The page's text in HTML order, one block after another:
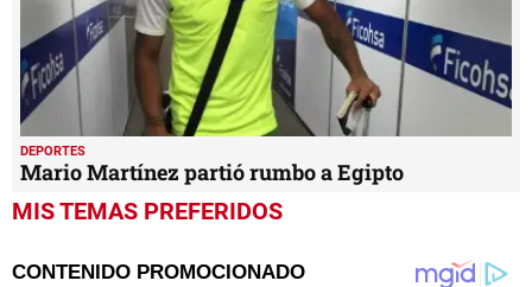
DEPORTES
Mario Martínez partió rumbo a Egipto
MIS TEMAS PREFERIDOS